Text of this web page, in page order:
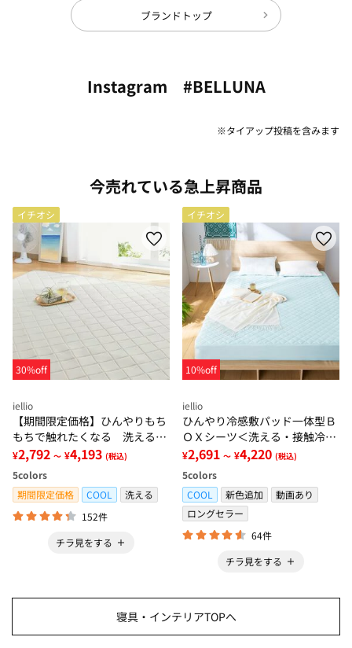
ブランドトップ
Instagram #BELLUNA
※タイアップ投稿を含みます
今売れている急上昇商品
イチオシ
30%off
iellio
【期間限定価格】ひんやりもち
もちで触れたくなる 洗えるラ
グ＜低反発・滑りにくい・接触
冷感・防ダニ・カーペット＞
¥2,792 ～ ¥4,193 (税込)
5colors
期間限定価格
COOL
洗える
152件
チラ見をする
イチオシ
10%off
iellio
ひんやり冷感敷パッド一体型Ｂ
ＯＸシーツ＜洗える・接触冷
感・抗菌防臭・時短・家事楽・
ボックスシーツ・寝苦しさ対策
＞
¥2,691 ～ ¥4,220 (税込)
5colors
COOL
新色追加
動画あり
ロングセラー
64件
チラ見をする
寝具・インテリアTOPへ